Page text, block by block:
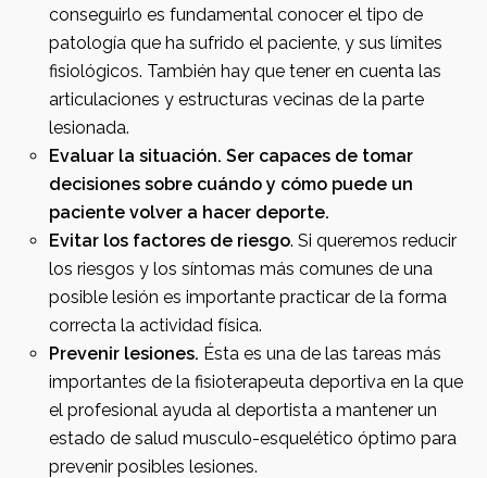
conseguirlo es fundamental conocer el tipo de
patología que ha sufrido el paciente, y sus límites
fisiológicos. También hay que tener en cuenta las
articulaciones y estructuras vecinas de la parte
lesionada.
Evaluar la situación. Ser capaces de tomar
decisiones sobre cuándo y cómo puede un
paciente volver a hacer deporte.
Evitar los factores de riesgo. Si queremos reducir
los riesgos y los síntomas más comunes de una
posible lesión es importante practicar de la forma
correcta la actividad física.
Prevenir lesiones. Ésta es una de las tareas más
importantes de la fisioterapeuta deportiva en la que
el profesional ayuda al deportista a mantener un
estado de salud musculo-esquelético óptimo para
prevenir posibles lesiones.